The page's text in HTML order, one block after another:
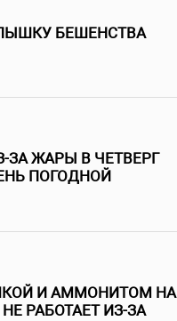
БЕШЕНСТВА
ЗА ЖАРЫ В ЧЕТВЕРГ
ПОГОДНОЙ
И АММОНИТОМ НА
РАБОТАЕТ ИЗ-ЗА